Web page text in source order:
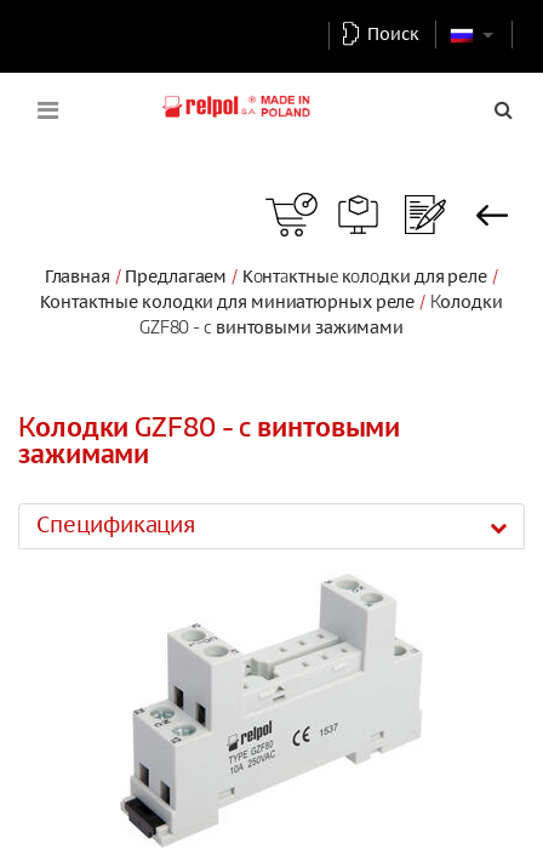
Поиск
Главная Предлагаем
Кoнтaктныe кoлoдки для реле
Контактные колодки для миниатюрных реле
Kолодки
GZF80 - c винтовыми зажимами
Kолодки GZF80 - c винтовыми
зажимами
Спецификация